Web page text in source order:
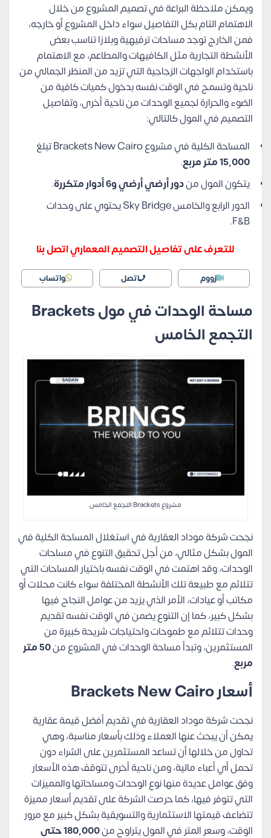
ويمكن ملاحظة البراعة في تصميم المشروع من خلال
الاهتمام التام بكل التفاصيل سواء داخل المشروع أو خارجه،
فمن الخارج توجد مساحات ترفيهية وبلازا تناسب بعض
الأنشطة التجارية مثل الكافيهات والمطاعم، مع الاهتمام
باستخدام الواجهات الزجاجية التي تزيد من المنظر الجمالي من
ناحية وتسمح في الوقت نفسه بدخول كميات كافية من
الضوء والحرارة لجميع الوحدات من ناحية أخرى، وتفاصيل
التصميم في المول كالتالي:
المساحة الكلية في مشروع Brackets New Cairo تبلغ
15,000 متر مربع
.
يتكون المول مندور أرضي أرضي و6 أدوار متكررة
.
الدور الرابع والخامس Sky Bridge يحتوي على وحدات
F&B.
للتعرف على تفاصيل التصميم المعماري اتصل بنا
زووم اتصل واتساب
مساحة الوحدات في مول Brackets
التجمع الخامس
مشروع Brackets التجمع الخامس
نجحت شركة موداد العقارية في استغلال المساحة الكلية في
المول بشكل مثالي، من أجل تحقيق التنوع في مساحات
الوحدات، وقد اهتمت في الوقت نفسه باختيار المساحات التي
تتلائم مع طبيعة تلك الأنشطة المختلفة سواء كانت محلات أو
مكاتب أو عيادات، الأمر الذي يزيد من عوامل النجاح فيها
بشكل كبير، كما إن التنوع يضمن في الوقت نفسه تقديم
وحدات تتلائم مع طموحات واحتياجات شريحة كبيرة من
المستثمرين، وتبدأ مساحة الوحدات في المشروع من
50 متر
مربع.
أسعار Brackets New Cairo
نجحت شركة موداد العقارية في تقديم أفضل قيمة عقارية
يمكن أن يبحث عنها العملاء وذلك بأسعار مناسبة، وهي
تحاول من خلالها أن تساعد المستثمرين على الشراء دون
تحمل أي أعباء مالية، ومن ناحية أخرى تتوقف هذه الأسعار
وفق عوامل عديدة منها نوع الوحدات ومساحاتها والمميزات
التي تتوفر فيها، كما حرصت الشركة على تقديم أسعار مميزة
تتضاعف قيمتها الاستثمارية والتسويقية بشكل كبير مع مرور
الوقت، وسعر المتر في المول يتراوح من
180,000 حتى